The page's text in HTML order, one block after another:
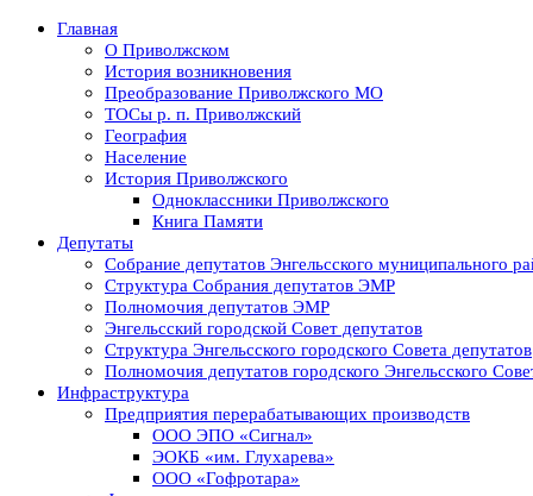
Главная
О Приволжском
История возникновения
Преобразование Приволжского МО
ТОСы р. п. Приволжский
География
Население
История Приволжского
Одноклассники Приволжского
Книга Памяти
Депутаты
Собрание депутатов Энгельсского муниципального
Структура Собрания депутатов ЭМР
Полномочия депутатов ЭМР
Энгельсский городской Совет депутатов
Структура Энгельсского городского Совета депутатов
Полномочия депутатов городского Энгельсского
Инфраструктура
Предприятия перерабатывающих производств
ООО ЭПО «Сигнал»
ЭОКБ «им. Глухарева»
ООО «Гофротара»